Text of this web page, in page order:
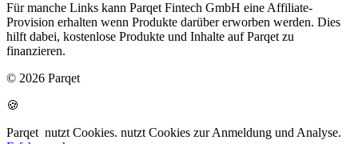
Für manche Links kann Parqet Fintech GmbH eine Affiliate-
Provision erhalten wenn Produkte darüber erworben werden. Dies
hilft dabei, kostenlose Produkte und Inhalte auf Parqet zu
finanzieren.
© 2026 Parqet
🍪
Parqet nutzt Cookies. nutzt Cookies zur Anmeldung und Analyse.